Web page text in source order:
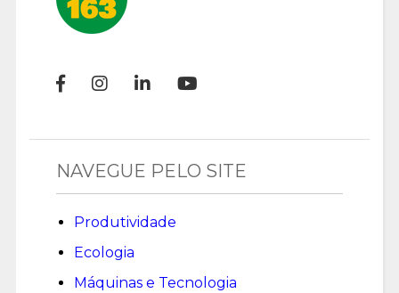
NAVEGUE PELO SITE
Produtividade
Ecologia
Máquinas e Tecnologia